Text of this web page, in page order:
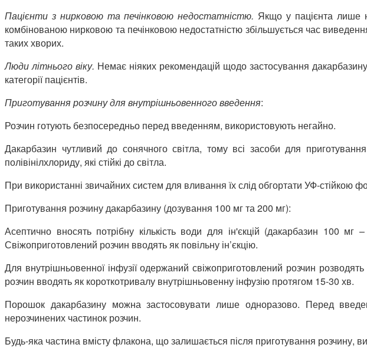
Пацієнти з нирковою та печінковою недостатністю. Якщо у пацієнта лише
комбінованою нирковою та печінковою недостатністю збільшується час
таких хворих.
Люди літнього віку. Немає ніяких рекомендацій щодо застосування дакарбазину
категорії пацієнтів.
Приготування розчину для внутрішньовенного введення:
Розчин готують безпосередньо перед введенням, використовують негайно.
Дакарбазин чутливий до сонячного світла, тому всі засоби для
полівінілхлориду, які стійкі до світла.
При використанні звичайних систем для вливання їх слід обгортати УФ-стійкою
Приготування розчину дакарбазину (дозування 100 мг та 200 мг):
Асептично вносять потрібну кількість води для ін'єкцій (дакарбазин
Свіжоприготовлений розчин вводять як повільну ін’єкцію.
Для внутрішньовенної інфузії одержаний свіжоприготовлений розчин
розчин вводять як короткотривалу внутрішньовенну інфузію протягом 15-30 хв.
Порошок дакарбазину можна застосовувати лише одноразово. Перед
нерозчинених частинок розчин.
Будь-яка частина вмісту флакона, що залишається після приготування розчину,